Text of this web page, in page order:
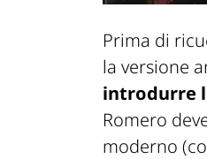
Prima di
la versione
introdurre
Romero
moderno